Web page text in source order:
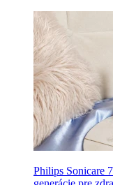
Philips Sonicare